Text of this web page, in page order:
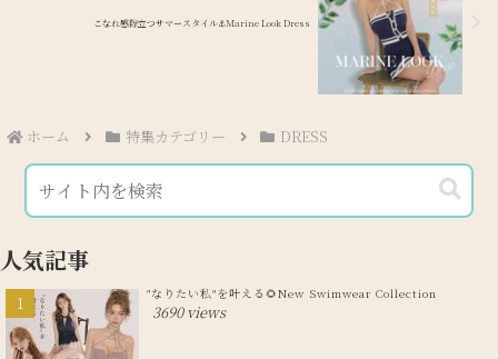
こなれ感際立つサマースタイル⚓️Marine Look Dress
ホーム 特集カテゴリー DRESS
人気記事
"なりたい私"を叶える🌻New Swimwear Collection
3690 views